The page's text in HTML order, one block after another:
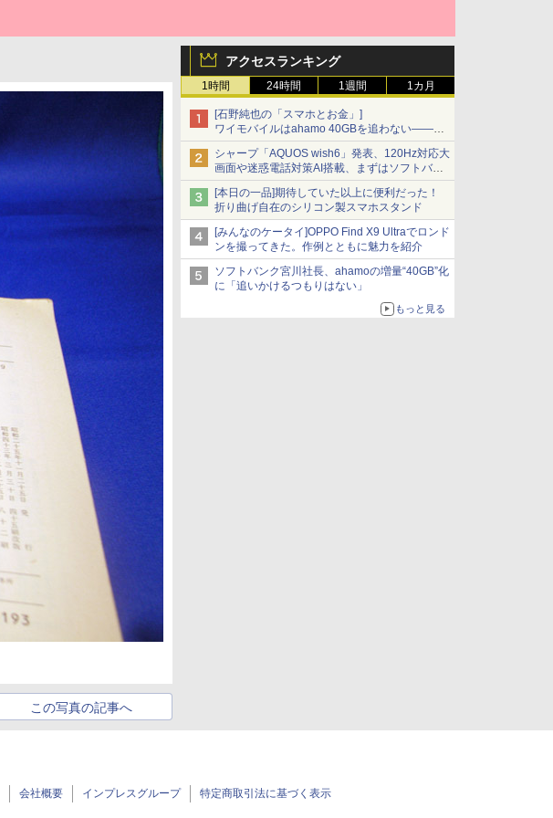
アクセスランキング
1時間 24時間 1週間 1カ月
[石野純也の「スマホとお金」]
ワイモバイルはahamo 40GBを追わない――単
身向け「超おトク割」の安さと1年限定の注意
点
シャープ「AQUOS wish6」発表、120Hz対応大
画面や迷惑電話対策AI搭載、まずはソフトバン
クの法人向け
[本日の一品]期待していた以上に便利だった！
折り曲げ自在のシリコン製スマホスタンド
[みんなのケータイ]OPPO Find X9 Ultraでロンド
ンを撮ってきた。作例とともに魅力を紹介
ソフトバンク宮川社長、ahamoの増量“40GB”化
に「追いかけるつもりはない」
もっと見る
この写真の記事へ
会社概要 インプレスグループ 特定商取引法に基づく表示